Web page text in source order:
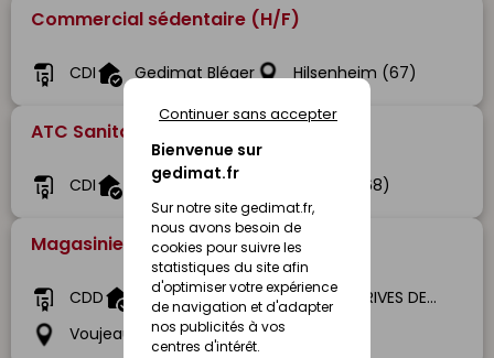
Bienvenue sur
gedimat.fr
Sur notre site gedimat.fr,
nous avons besoin de
cookies pour suivre les
statistiques du site afin
d'optimiser votre expérience
de navigation et d'adapter
nos publicités à vos
centres d'intérêt.
Continuer sans accepter
Commercial sédentaire (H/F)
CDI Gedimat Bléger Hilsenheim (67)
ATC Sanitaire (H/F)
CDI Gedimat Bléger Colmar (68)
Magasinier Vendeur (H/F) -CDD
CDD
Gedibois GEDIBOIS BOIS ET DERIVES DE VOUJEAUCOURT
Voujeaucourt (25)